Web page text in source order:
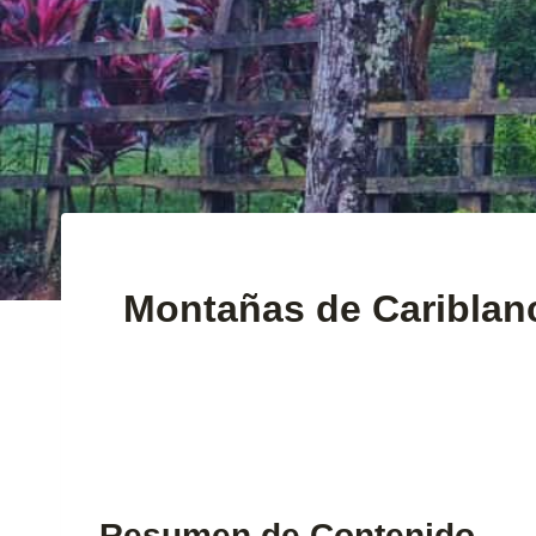
Montañas de